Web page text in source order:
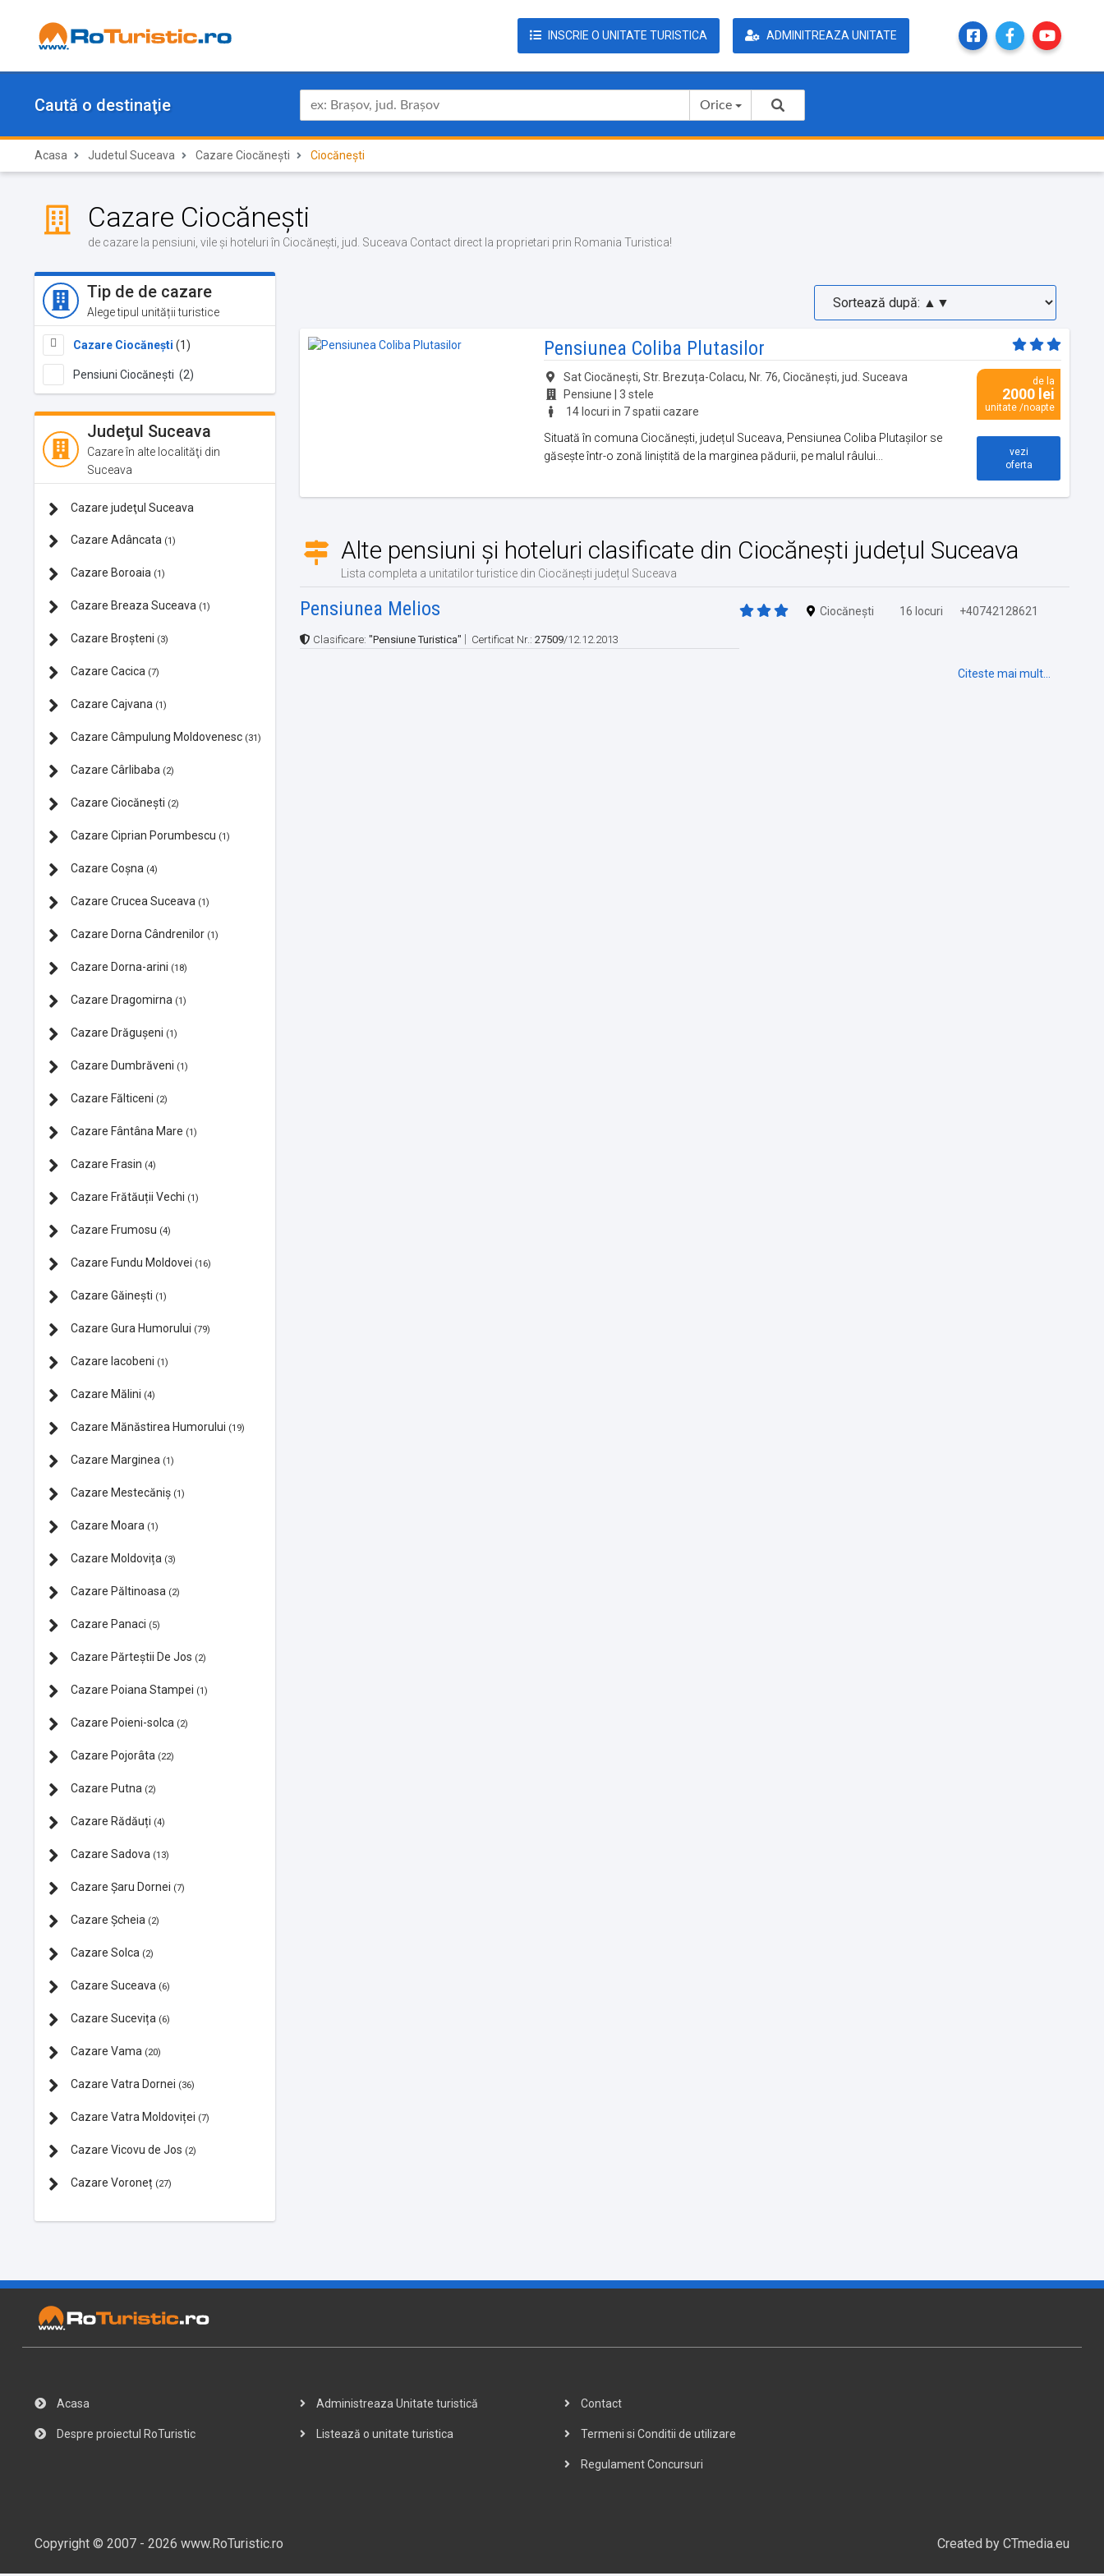
INSCRIE O UNITATE TURISTICA ADMINITREAZA UNITATE
Caută o destinaţie Orice
Acasa Judetul Suceava Cazare Ciocănești Ciocănești
Cazare Ciocănești
de cazare la pensiuni, vile și hoteluri în Ciocănești, jud. Suceava Contact direct la proprietari prin Romania Turistica!
Tip de de cazare
Alege tipul unității turistice
Cazare Ciocănești (1)
Pensiuni Ciocănești (2)
Judeţul Suceava
Cazare în alte localităţi din
Suceava
Cazare judeţul Suceava
Cazare Adâncata (1)
Cazare Boroaia (1)
Cazare Breaza Suceava (1)
Cazare Broșteni (3)
Cazare Cacica (7)
Cazare Cajvana (1)
Cazare Câmpulung Moldovenesc (31)
Cazare Cârlibaba (2)
Cazare Ciocănești (2)
Cazare Ciprian Porumbescu (1)
Cazare Coșna (4)
Cazare Crucea Suceava (1)
Cazare Dorna Cândrenilor (1)
Cazare Dorna-arini (18)
Cazare Dragomirna (1)
Cazare Drăgușeni (1)
Cazare Dumbrăveni (1)
Cazare Fălticeni (2)
Cazare Fântâna Mare (1)
Cazare Frasin (4)
Cazare Frătăuții Vechi (1)
Cazare Frumosu (4)
Cazare Fundu Moldovei (16)
Cazare Găinești (1)
Cazare Gura Humorului (79)
Cazare Iacobeni (1)
Cazare Mălini (4)
Cazare Mănăstirea Humorului (19)
Cazare Marginea (1)
Cazare Mestecăniș (1)
Cazare Moara (1)
Cazare Moldovița (3)
Cazare Păltinoasa (2)
Cazare Panaci (5)
Cazare Părteștii De Jos (2)
Cazare Poiana Stampei (1)
Cazare Poieni-solca (2)
Cazare Pojorâta (22)
Cazare Putna (2)
Cazare Rădăuți (4)
Cazare Sadova (13)
Cazare Şaru Dornei (7)
Cazare Şcheia (2)
Cazare Solca (2)
Cazare Suceava (6)
Cazare Sucevița (6)
Cazare Vama (20)
Cazare Vatra Dornei (36)
Cazare Vatra Moldoviței (7)
Cazare Vicovu de Jos (2)
Cazare Voroneț (27)
Pensiunea Coliba Plutasilor
Sat Ciocănești, Str. Brezuța-Colacu, Nr. 76, Ciocănești, jud. Suceava
Pensiune | 3 stele
14 locuri in 7 spatii cazare
Situată în comuna Ciocănești, județul Suceava, Pensiunea Coliba Plutașilor se
găsește într-o zonă liniștită de la marginea pădurii, pe malul râului...
de la
2000 lei
unitate /noapte
vezi
oferta
Alte pensiuni și hoteluri clasificate din Ciocănești județul Suceava
Lista completa a unitatilor turistice din Ciocănești județul Suceava
Pensiunea Melios Ciocănești 16 locuri +40742128621
Clasificare: "Pensiune Turistica" Certificat Nr.: 27509/12.12.2013
Citeste mai mult...
Acasa
Despre proiectul RoTuristic
Administreaza Unitate turistică
Listează o unitate turistica
Contact
Termeni si Conditii de utilizare
Regulament Concursuri
Copyright © 2007 - 2026 www.RoTuristic.ro Created by CTmedia.eu